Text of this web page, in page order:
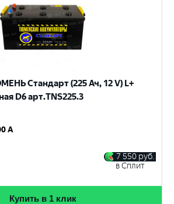
Стандарт (225 Ач, 12 V) L+
D6 арт.TNS225.3
A
7 550 руб.
в Сплит
Купить в 1 клик